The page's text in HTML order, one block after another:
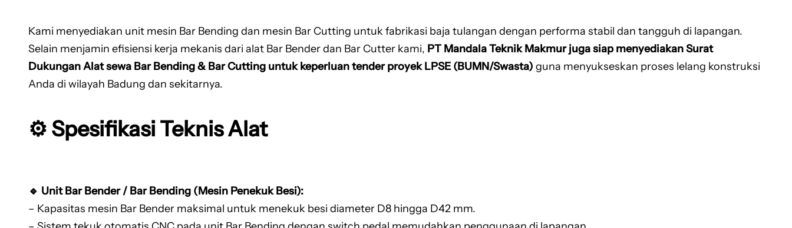
Kami menyediakan unit mesin Bar Bending dan mesin Bar Cutting untuk fabrikasi baja tulangan dengan performa stabil dan tangguh di lapangan.
Selain menjamin efisiensi kerja mekanis dari alat Bar Bender dan Bar Cutter kami, PT Mandala Teknik Makmur juga siap menyediakan Surat
Dukungan Alat sewa Bar Bending & Bar Cutting untuk keperluan tender proyek LPSE (BUMN/Swasta) guna menyukseskan proses lelang konstruksi
Anda di wilayah Badung dan sekitarnya.
⚙️ Spesifikasi Teknis Alat
🔹 Unit Bar Bender / Bar Bending (Mesin Penekuk Besi):
– Kapasitas mesin Bar Bender maksimal untuk menekuk besi diameter D8 hingga D42 mm.